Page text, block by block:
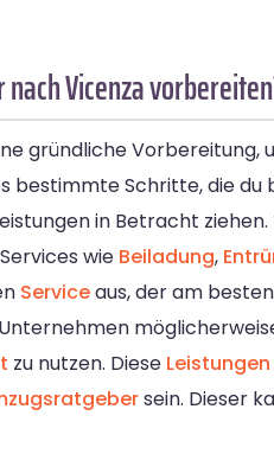
Vicenza
gründliche Vorbereitung,
Schritte, die du
in Betracht
wie Beiladung,
Serviceaus, der am
zu nutzen. Diese Leistungen
sein. Dieser